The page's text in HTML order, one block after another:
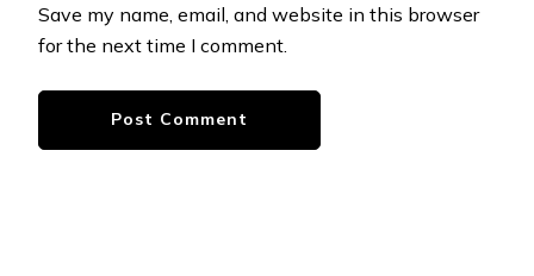
Save my name, email, and website in this browser
for the next time I comment.